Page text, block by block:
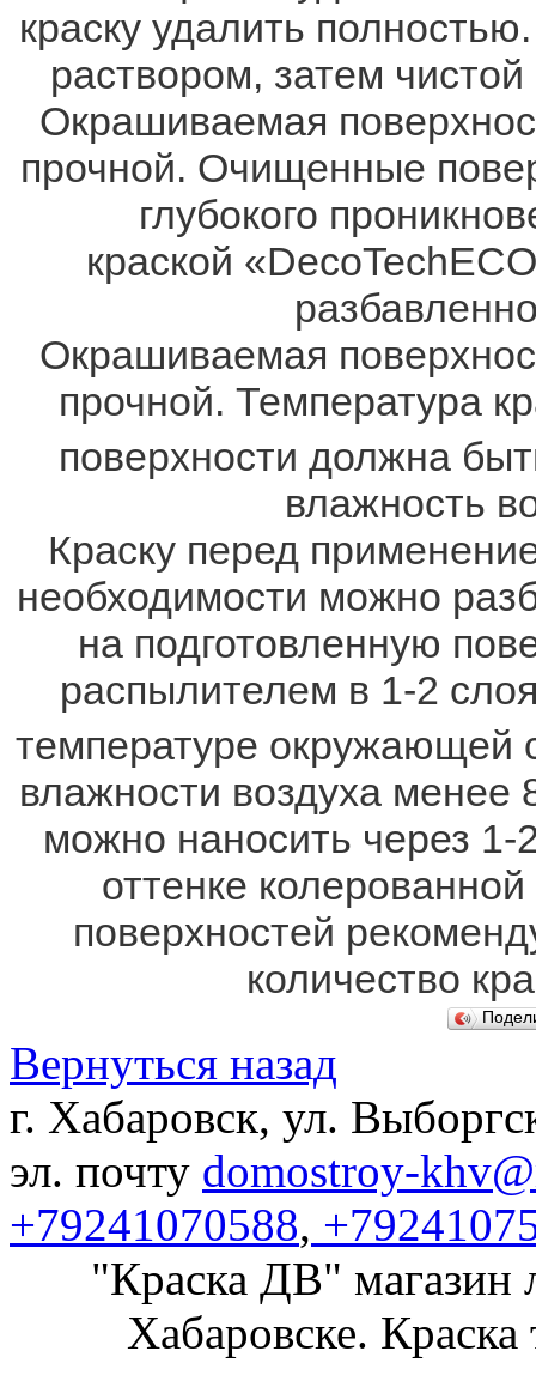
краску удалить
раствором, затем
Окрашиваемая
прочной. Очищенные
глубокого
краской
Окрашиваемая
прочной. Температура
поверхности должна
влажность
Краску перед
необходимости можно
на подготовленную
распылителем в 1-2
температуре окружающей
влажности воздуха
можно наносить через
оттенке
поверхностей
количество
Вернуться назад
г. Хабаровск, ул.
эл. почту domostroy-
+79241070588,
"Краска ДВ" магазин
Хабаровске. Краска